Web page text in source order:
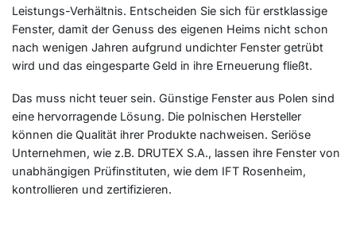
Leistungs-Verhältnis. Entscheiden Sie sich für erstklassige
Fenster, damit der Genuss des eigenen Heims nicht schon
nach wenigen Jahren aufgrund undichter Fenster getrübt
wird und das eingesparte Geld in ihre Erneuerung fließt.
Das muss nicht teuer sein. Günstige Fenster aus Polen sind
eine hervorragende Lösung. Die polnischen Hersteller
können die Qualität ihrer Produkte nachweisen. Seriöse
Unternehmen, wie z.B. DRUTEX S.A., lassen ihre Fenster von
unabhängigen Prüfinstituten, wie dem IFT Rosenheim,
kontrollieren und zertifizieren.